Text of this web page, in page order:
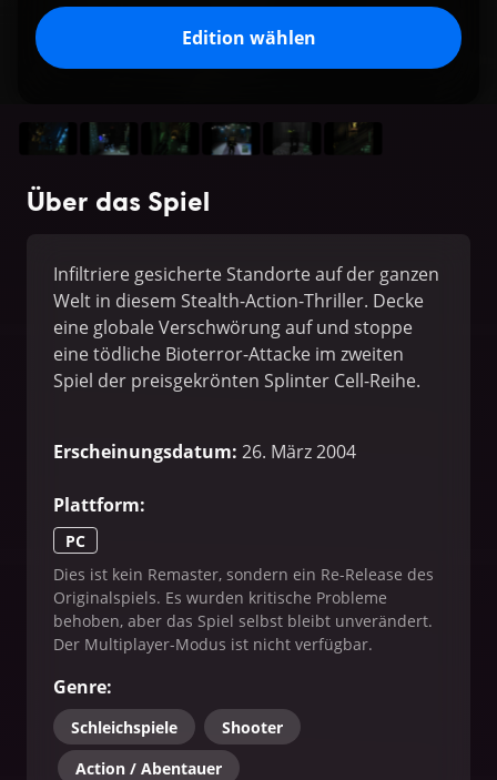
Edition wählen
Über das Spiel
Infiltriere gesicherte Standorte auf der ganzen
Welt in diesem Stealth-Action-Thriller. Decke
eine globale Verschwörung auf und stoppe
eine tödliche Bioterror-Attacke im zweiten
Spiel der preisgekrönten Splinter Cell-Reihe.
Erscheinungsdatum: 26. März 2004
Plattform:
PC
Dies ist kein Remaster, sondern ein Re-Release des
Originalspiels. Es wurden kritische Probleme
behoben, aber das Spiel selbst bleibt unverändert.
Der Multiplayer-Modus ist nicht verfügbar.
Genre:
Schleichspiele
Shooter
Action / Abentauer